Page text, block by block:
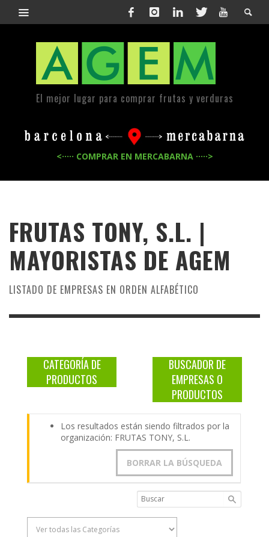
El mejor lugar para comprar frutas y verduras
<····· COMPRAR EN MERCABARNA ·····>
FRUTAS TONY, S.L. |
MAYORISTAS DE AGEM
LISTADO DE EMPRESAS EN ORDEN ALFABÉTICO
CATEGORÍA DE
PRODUCTOS
BUSCADOR DE
EMPRESAS O
PRODUCTOS
Los resultados están siendo filtrados por la
organización: FRUTAS TONY, S.L.
BORRAR LA BÚSQUEDA